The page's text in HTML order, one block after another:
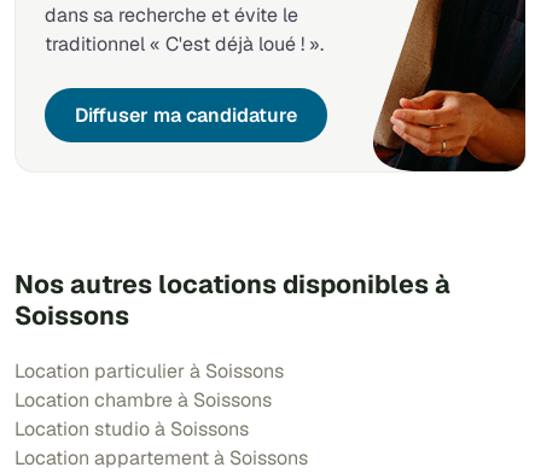
dans sa recherche et évite le
traditionnel « C'est déjà loué ! ».
Diffuser ma candidature
Nos autres locations disponibles à
Soissons
Location particulier à Soissons
Location chambre à Soissons
Location studio à Soissons
Location appartement à Soissons